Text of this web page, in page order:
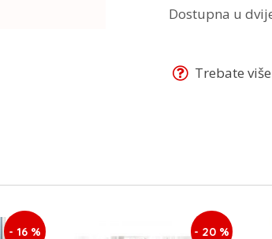
Dostupna u
Trebate
- 16 % - 20 %